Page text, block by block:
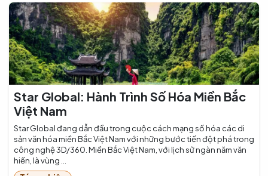
Star Global: Hành Trình Số Hóa Miền Bắc
Việt Nam
Star Global đang dẫn đầu trong cuộc cách mạng số hóa các di
sản văn hóa miền Bắc Việt Nam với những bước tiến đột phá trong
công nghệ 3D/360. Miền Bắc Việt Nam, với lịch sử ngàn năm văn
hiến, là vùng ...